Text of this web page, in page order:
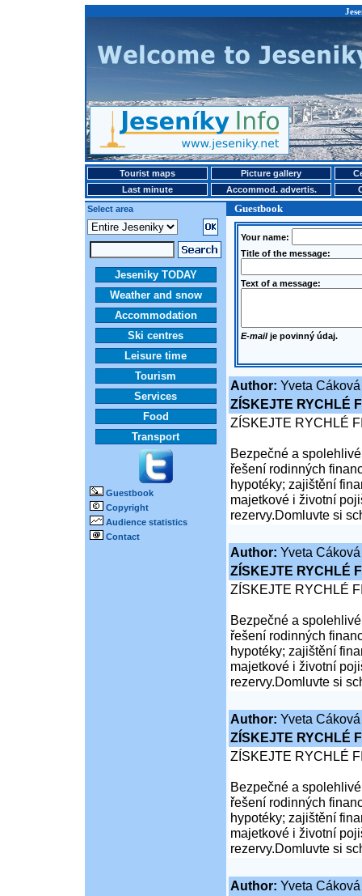
Tourist maps Picture gallery
Last minute
Accommod. advertis.
Select area
Guestbook
Jeseniky TODAY
Weather and snow
Accommodation
Ski centres
Leisure time
Tourism
Services
Food
Transport
Guestbook
Copyright
Audience statistics
Contact
Your name:
Title of the message:
Text of a message:
E-mailje povinný údaj.
Author: Yveta Cáková
ZÍSKEJTE RYCHLÉ
ZÍSKEJTE RYCHLÉ
Bezpečné a
řešení rodinných
hypotéky; zajištění
majetkové i životní
rezervy.Domluvte si
Author: Yveta Cáková
ZÍSKEJTE RYCHLÉ
ZÍSKEJTE RYCHLÉ
Bezpečné a
řešení rodinných
hypotéky; zajištění
majetkové i životní
rezervy.Domluvte si
Author: Yveta Cáková
ZÍSKEJTE RYCHLÉ
ZÍSKEJTE RYCHLÉ
Bezpečné a
řešení rodinných
hypotéky; zajištění
majetkové i životní
rezervy.Domluvte si
Author: Yveta Cáková